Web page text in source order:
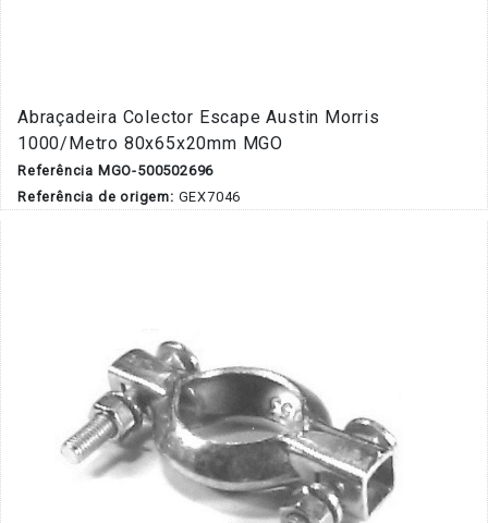
Abraçadeira Colector Escape Austin Morris
1000/Metro 80x65x20mm MGO
Referência MGO-500502696
Referência de origem: GEX7046